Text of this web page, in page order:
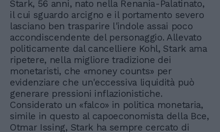
Stark, 56 anni, nato nella Renania-Palatinato,
il cui sguardo arcigno e il portamento severo
lasciano ben trasparire l'indole assai poco
accondiscendente del personaggio. Allevato
politicamente dal cancelliere Kohl, Stark ama
ripetere, nella migliore tradizione dei
monetaristi, che «money counts» per
evidenziare che un'eccessiva liquidità può
generare pressioni inflazionistiche.
Considerato un «falco» in politica monetaria,
simile in questo al capoeconomista della Bce,
Otmar Issing, Stark ha sempre cercato di